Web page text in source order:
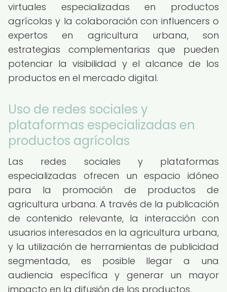
virtuales especializadas en productos
agrícolas y la colaboración con influencers o
expertos en agricultura urbana, son
estrategias complementarias que pueden
potenciar la visibilidad y el alcance de los
productos en el mercado digital.
Uso de redes sociales y
plataformas especializadas en
productos agrícolas
Las redes sociales y plataformas
especializadas ofrecen un espacio idóneo
para la promoción de productos de
agricultura urbana. A través de la publicación
de contenido relevante, la interacción con
usuarios interesados en la agricultura urbana,
y la utilización de herramientas de publicidad
segmentada, es posible llegar a una
audiencia específica y generar un mayor
impacto en la difusión de los productos.